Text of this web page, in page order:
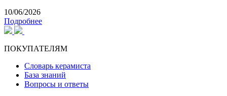
10/06/2026
Подробнее
ПОКУПАТЕЛЯМ
Словарь керамиста
База знаний
Вопросы и ответы